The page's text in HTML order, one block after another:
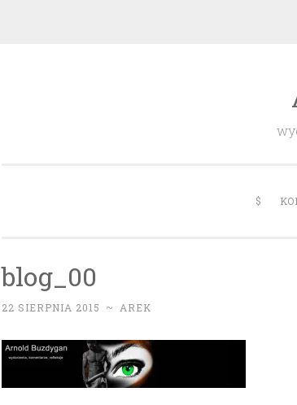
$
blog_00
22 SIERPNIA 2015 ~ AREK